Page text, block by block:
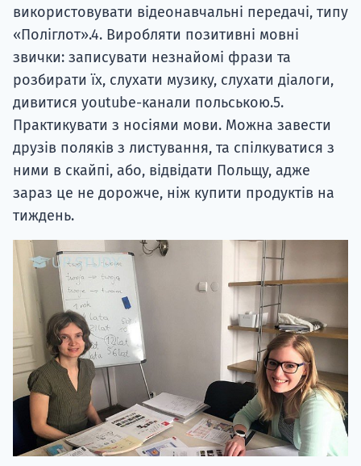
використовувати відеонавчальні передачі, типу
«Поліглот».4. Виробляти позитивні мовні
звички: записувати незнайомі фрази та
розбирати їх, слухати музику, слухати діалоги,
дивитися youtube-канали польською.5.
Практикувати з носіями мови. Можна завести
друзів поляків з листування, та спілкуватися з
ними в скайпі, або, відвідати Польщу, адже
зараз це не дорожче, ніж купити продуктів на
тиждень.